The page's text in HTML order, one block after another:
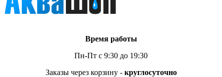
Время работы
Пн-Пт с 9:30 до 19:30
Заказы через корзину - круглосуточно